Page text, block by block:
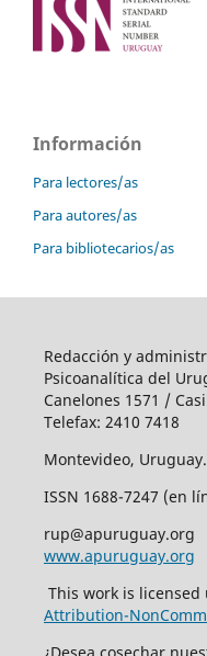
Información
Para lectores/as
Para autores/as
Para bibliotecarios/as
Redacción y
Psicoanalítica del
Canelones 1571 /
Telefax: 2410 7418
Montevideo, Uruguay.
ISSN 1688-7247 (en
rup@apuruguay.org
www.apuruguay.org
This work is licensed
Attribution-